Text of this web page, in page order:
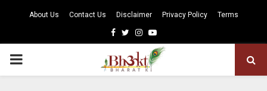
About Us Contact Us Disclaimer Privacy Policy Terms
Facebook
TwitterInstagram
Youtube
PRIMARY